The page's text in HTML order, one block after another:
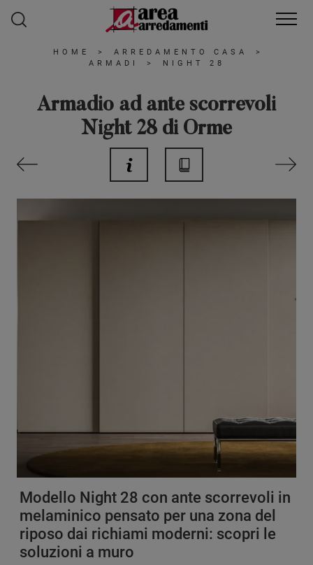
HOME > ARREDAMENTO CASA
>
ARMADI
> NIGHT 28
Armadio ad ante scorrevoli
Night 28 di Orme
Modello Night 28 con ante scorrevoli in
melaminico pensato per una zona del
riposo dai richiami moderni: scopri le
soluzioni a muro